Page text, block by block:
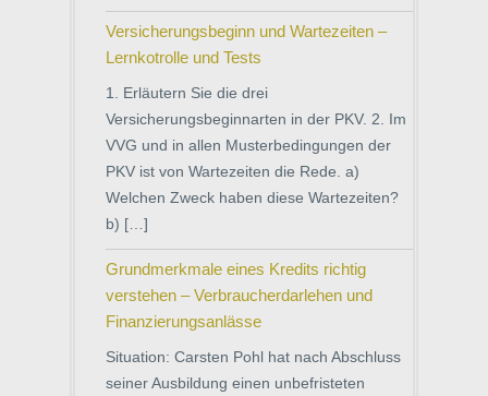
Versicherungsbeginn und Wartezeiten –
Lernkotrolle und Tests
1. Erläutern Sie die drei
Versicherungsbeginnarten in der PKV. 2. Im
VVG und in allen Musterbedingungen der
PKV ist von Wartezeiten die Rede. a)
Welchen Zweck haben diese Wartezeiten?
b) […]
Grundmerkmale eines Kredits richtig
verstehen – Verbraucherdarlehen und
Finanzierungsanlässe
Situation: Carsten Pohl hat nach Abschluss
seiner Ausbildung einen unbefristeten